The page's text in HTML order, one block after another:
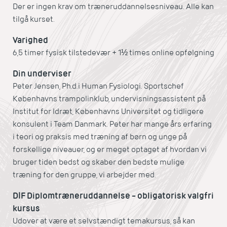
Der er ingen krav om træneruddannelsesniveau. Alle kan
tilgå kurset.
Varighed
6,5 timer fysisk tilstedevær + 1½ times online opfølgning
Din underviser
Peter Jensen, Ph.d.i Human Fysiologi. Sportschef
Københavns trampolinklub, undervisningsassistent på
Institut for Idræt, Københavns Universitet og tidligere
konsulent i Team Danmark. Peter har mange års erfaring
i teori og praksis med træning af børn og unge på
forskellige niveauer, og er meget optaget af hvordan vi
bruger tiden bedst og skaber den bedste mulige
træning for den gruppe, vi arbejder med.
DIF Diplomtræneruddannelse – obligatorisk valgfri
kursus
Udover at være et selvstændigt temakursus, så kan